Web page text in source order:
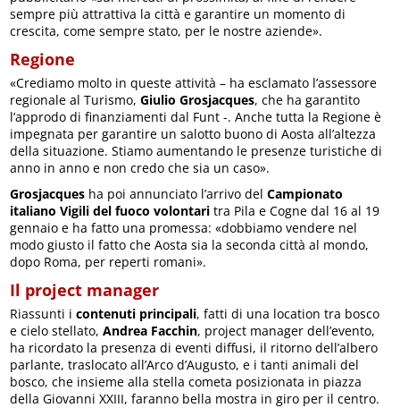
sempre più attrattiva la città e garantire un momento di
crescita, come sempre stato, per le nostre aziende».
Regione
«Crediamo molto in queste attività – ha esclamato l’assessore
regionale al Turismo,Giulio Grosjacques, che ha garantito
l’approdo di finanziamenti dal Funt -. Anche tutta la Regione è
impegnata per garantire un salotto buono di Aosta all’altezza
della situazione. Stiamo aumentando le presenze turistiche di
anno in anno e non credo che sia un caso».
Grosjacques ha poi annunciato l’arrivo delCampionato
italiano Vigili del fuoco volontari tra Pila e Cogne dal 16 al 19
gennaio e ha fatto una promessa: «dobbiamo vendere nel
modo giusto il fatto che Aosta sia la seconda città al mondo,
dopo Roma, per reperti romani».
Il project manager
Riassunti icontenuti principali, fatti di una location tra bosco
e cielo stellato,Andrea Facchin, project manager dell’evento,
ha ricordato la presenza di eventi diffusi, il ritorno dell’albero
parlante, traslocato all’Arco d’Augusto, e i tanti animali del
bosco, che insieme alla stella cometa posizionata in piazza
della Giovanni XXIII, faranno bella mostra in giro per il centro.